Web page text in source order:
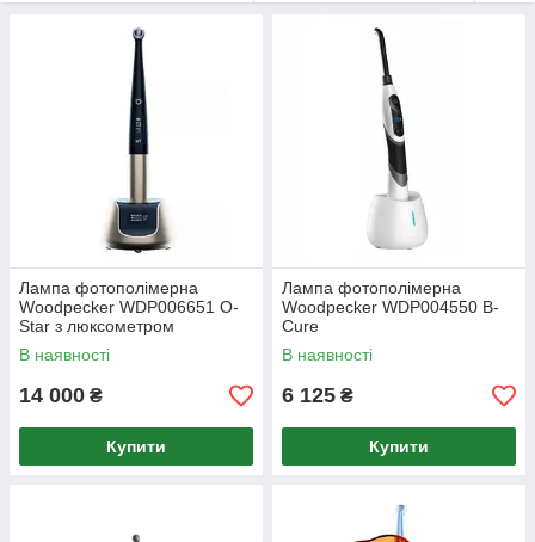
Лампа фотополімерна
Woodpecker WDP006651 O-
Star з люксометром
В наявності
14 000 ₴
Купити
Лампа фотополімерна
Woodpecker WDP004550 B-
Cure
В наявності
6 125 ₴
Купити